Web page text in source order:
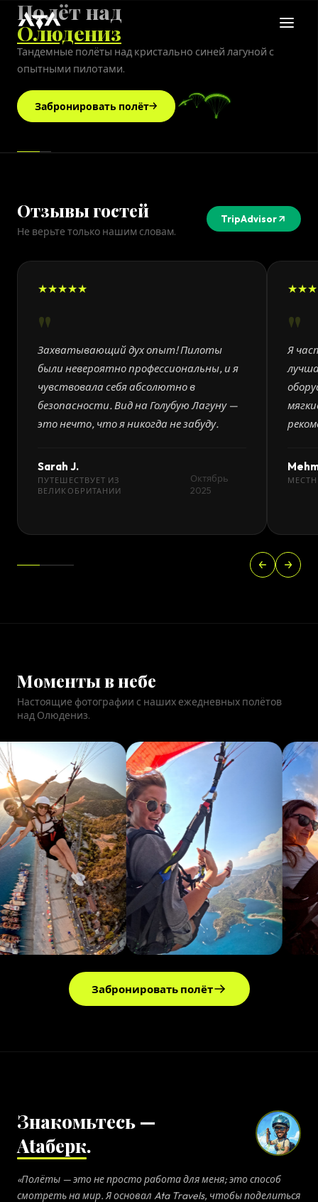
Полёт над
Олюдениз
Тандемные полёты над кристально синей лагуной с
опытными пилотами.
Забронировать полёт
НАПРАВЛЕНИЯ
ТУРЦИЯ
От побережья Средиземного моря до
античных руин — откройте Турцию
Отзывы гостей
Не верьте только нашим словам.
TripAdvisor
★★★★★
"
Захватывающий дух опыт! Пилоты
были невероятно профессиональны, и я
чувствовала себя абсолютно в
безопасности. Вид на Голубую Лагуну —
это нечто, что я никогда не забуду.
Sarah J.
ПУТЕШЕСТВУЕТ ИЗ
ВЕЛИКОБРИТАНИИ
Октябрь
2025
"
Я
Моменты в небе
Настоящие фотографии с наших ежедневных полётов
над Олюдениз.
Забронировать полёт
Знакомьтесь —
Ataберк.
«Полёты — это не просто работа для меня; это способ
смотреть на мир. Я основал Ata Travels, чтобы поделиться